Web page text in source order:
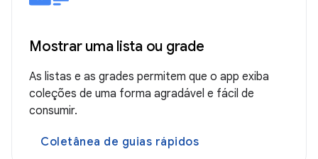
Mostrar uma lista ou grade
As listas e as grades permitem que o app exiba
coleções de uma forma agradável e fácil de
consumir.
Coletânea de guias rápidos